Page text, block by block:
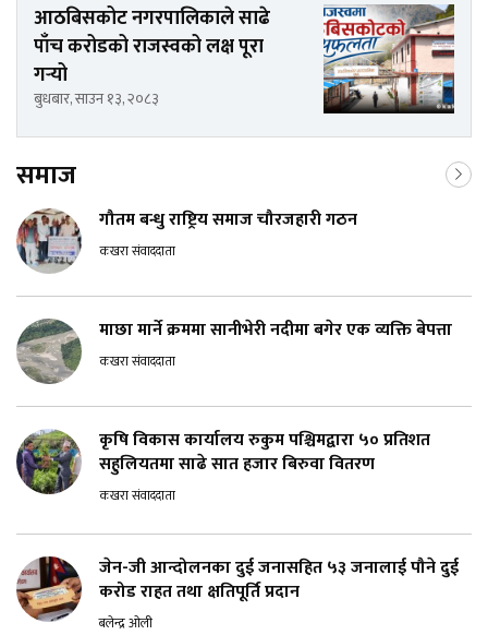
आठबिसकोट नगरपालिकाले साढे
पाँच करोडको राजस्वको लक्ष पूरा
गर्‍यो
बुधबार, साउन १३, २०८३
समाज
गौतम बन्धु राष्ट्रिय समाज चौरजहारी गठन
कखरा संवाददाता
माछा मार्ने क्रममा सानीभेरी नदीमा बगेर एक व्यक्ति बेपत्ता
कखरा संवाददाता
कृषि विकास कार्यालय रुकुम पश्चिमद्वारा ५० प्रतिशत
सहुलियतमा साढे सात हजार बिरुवा वितरण
कखरा संवाददाता
जेन-जी आन्दोलनका दुई जनासहित ५३ जनालाई पौने दुई
करोड राहत तथा क्षतिपूर्ति प्रदान
बलेन्द्र ओली